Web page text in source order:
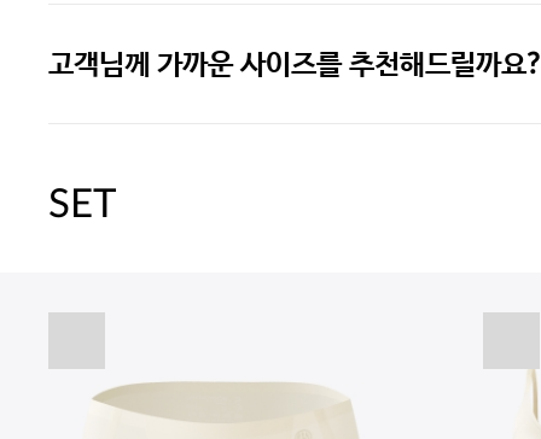
주말특가 20%(8.7~8.9)/5만원 이
고객님께 가까운 사이즈를 추천해드릴까요?
SET